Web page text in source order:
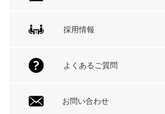
採用情報
よくあるご質問
お問い合わせ